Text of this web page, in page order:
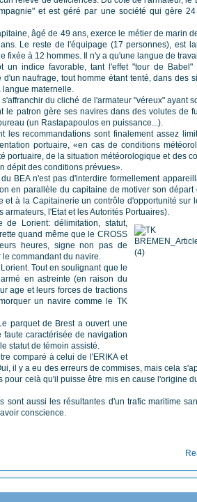
et est géré par une société qui gère
âgé de 49 ans, exerce le métier de marin
Le reste de l'équipage (17 personnes), est
fixée à 12 hommes. Il n'y a qu'une langue de
indice favorable, tant l'effet "tour de Babel"
naufrage, tout homme étant tenté, dans des
langue maternelle.
du cliché de l'armateur "véreux" ayant
le patron gère ses navires dans des volutes de
(un Rastapapoulos en puissance...).
recommandations sont finalement assez
portuaire, «en cas de conditions
portuaire, de la situation météorologique et des
dépit des conditions prévues».
BEA n'est pas d'interdire formellement
en parallèle du capitaine de motiver son départ
et à la Capitainerie un contrôle d'opportunité sur
l'Etat et les Autorités Portuaires).
Lorient: délimitation, statut,
quand même que le CROSS
heures, signe non pas de
commandant du navire.
Tout en soulignant que le
en astreinte (en raison du
age et leurs forces de tractions
un navire comme le TK
parquet de Brest a ouvert une
caractérisée de navigation
statut de témoin assisté.
comparé à celui de l'ERIKA et
il y a eu des erreurs de commises, mais cela
celà qu'il puisse être mis en cause l'origine
aussi les résultantes d'un trafic maritime
conscience.